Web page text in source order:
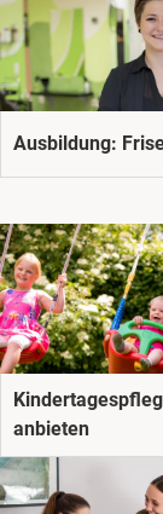
Ausbildung:
anbieten